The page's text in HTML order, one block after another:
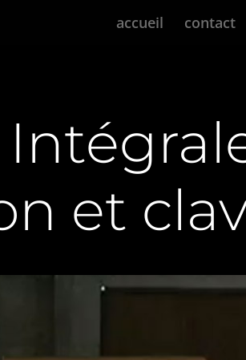
accueil contact
et